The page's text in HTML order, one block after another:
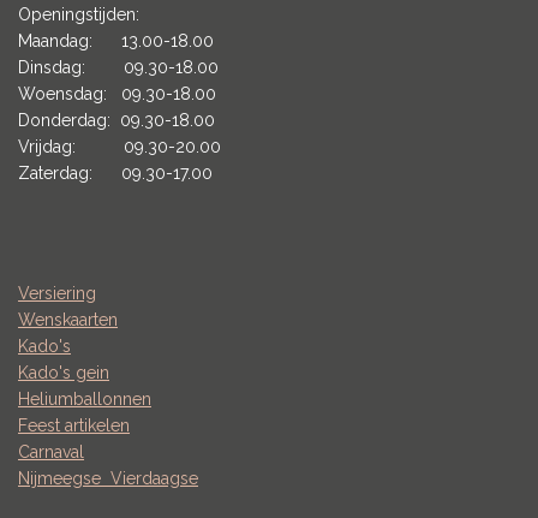
Openingstijden:
Maandag: 13.00-18.00
Dinsdag: 09.30-18.00
Woensdag: 09.30-18.00
Donderdag: 09.30-18.00
Vrijdag: 09.30-20.00
Zaterdag: 09.30-17.00
Versiering
Wenskaarten
Kado's
Kado's gein
Heliumballonnen
Feest artikelen
Carnaval
Nijmeegse Vierdaagse